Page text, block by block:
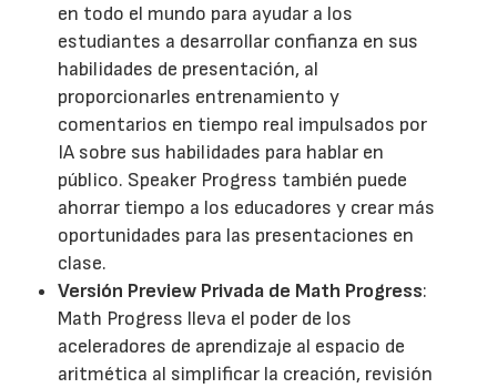
en todo el mundo para ayudar a los
estudiantes a desarrollar confianza en sus
habilidades de presentación, al
proporcionarles entrenamiento y
comentarios en tiempo real impulsados por
IA sobre sus habilidades para hablar en
público. Speaker Progress también puede
ahorrar tiempo a los educadores y crear más
oportunidades para las presentaciones en
clase.
Versión Preview Privada de Math Progress:
Math Progress lleva el poder de los
aceleradores de aprendizaje al espacio de
aritmética al simplificar la creación, revisión